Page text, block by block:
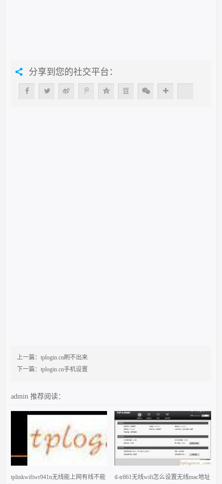
分享到您的社交平台：
上一篇：tplogin.cn刷不出来
下一篇：tplogin.cn手机设置
admin推荐阅读：
tplinkwifiwr941n无线能上网有线不能
tl-tr861无线wifi怎么设置无线mac地址